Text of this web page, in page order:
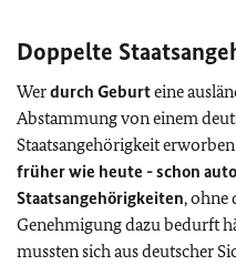
Doppelte
Werdurch Geburteine
Abstammung von einem
Staatsangehörigkeit erworben
früher wie heute - schon
Staatsangehörigkeiten, ohne
Genehmigung dazu bedurft
mussten sich aus deutscher